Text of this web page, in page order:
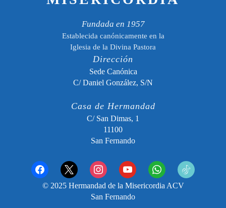
Fundada en 1957
Establecida canónicamente en la
Iglesia de la Divina Pastora
Dirección
Sede Canónica
C/ Daniel González, S/N
Casa de Hermandad
C/ San Dimas, 1
11100
San Fernando
facebook x instagramyoutube whatsapp tiktok2
© 2025 Hermandad de la Misericordia ACV
San Fernando